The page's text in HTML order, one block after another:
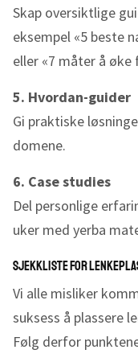
Skap oversiktlige
eksempel «5 beste
eller «7 måter å øke
5. Hvordan-guider
Gi praktiske
domene.
6. Case studies
Del personlige
uker med yerba
Sjekkliste for
Vi alle misliker
suksess å plassere
Følg derfor